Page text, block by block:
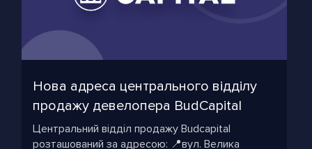
Нова адреса центрального відділу
продажу девелопера BudСapital
Центральний відділ продажу Budcapital
розташований за адресою: 📍вул. Велика